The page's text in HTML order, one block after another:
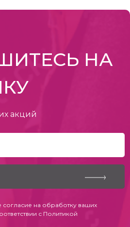
НА
акций
согласие на обработку ваших
с Политикой